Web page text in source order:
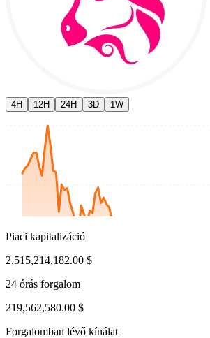
4H 12H 24H 3D 1W
Piaci kapitalizáció
2,515,214,182.00 $
24 órás forgalom
219,562,580.00 $
Forgalomban lévő kínálat